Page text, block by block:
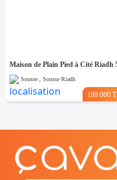
Maison de Plain Pied à Cité Riadh
Sousse , Sousse Riadh
189.000